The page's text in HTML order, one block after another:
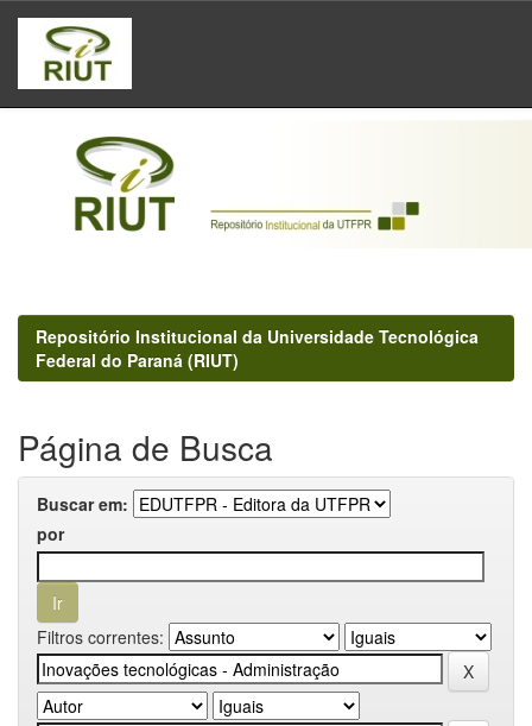
Skip
navigation
Repositório Institucional da Universidade Tecnológica
Federal do Paraná (RIUT)
Página de Busca
Buscar em:
por
Filtros correntes: